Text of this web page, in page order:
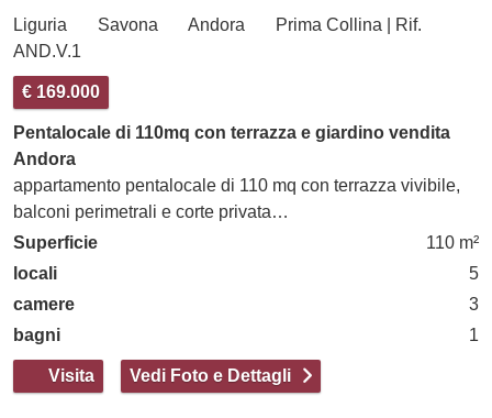
Liguria Savona Andora
Prima Collina | Rif.
AND.V.1
€ 169.000
Pentalocale di 110mq con terrazza e giardino vendita
Andora
appartamento pentalocale di 110 mq con terrazza vivibile,
balconi perimetrali e corte privata…
Superficie
110 m²
locali
5
camere
3
bagni
1
Visita Vedi Foto e Dettagli